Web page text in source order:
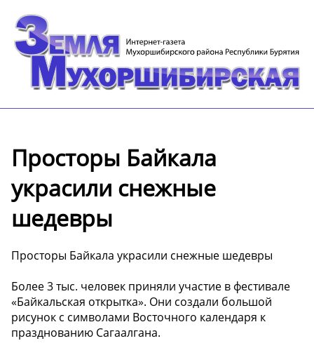
Просторы Байкала
украсили снежные
шедевры
Просторы Байкала украсили снежные шедевры
Более 3 тыс. человек приняли участие в фестивале
«Байкальская открытка». Они создали большой
рисунок с символами Восточного календаря к
празднованию Сагаалгана.